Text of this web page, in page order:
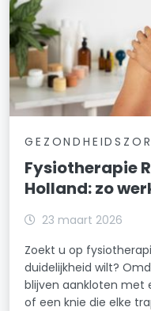
Fysiotherapie
Holland: zo
23 maart 2026
Zoekt u op
duidelijkheid wilt?
blijven aankloten met
of een knie die elke